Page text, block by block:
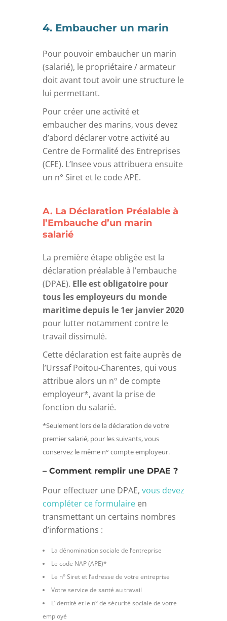
4. Embaucher un marin
Pour pouvoir embaucher un marin
(salarié), le propriétaire / armateur
doit avant tout avoir une structure le
lui permettant.
Pour créer une activité et
embaucher des marins, vous devez
d’abord déclarer votre activité au
Centre de Formalité des Entreprises
(CFE). L’Insee vous attribuera ensuite
un n° Siret et le code APE.
A. La Déclaration Préalable à
l’Embauche d’un marin
salarié
La première étape obligée est la
déclaration préalable à l’embauche
(DPAE). Elle est obligatoire pour
tous les employeurs du monde
maritime depuis le 1er janvier 2020
pour lutter notamment contre le
travail dissimulé.
Cette déclaration est faite auprès de
l’Urssaf Poitou-Charentes, qui vous
attribue alors un n° de compte
employeur*, avant la prise de
fonction du salarié.
*Seulement lors de la déclaration de votre
premier salarié, pour les suivants, vous
conservez le même n° compte employeur.
– Comment remplir une DPAE ?
Pour effectuer une DPAE, vous devez
compléter ce formulaire en
transmettant un certains nombres
d’informations :
La dénomination sociale de l’entreprise
Le code NAP (APE)*
Le n° Siret et l’adresse de votre entreprise
Votre service de santé au travail
L’identité et le n° de sécurité sociale de votre
employé